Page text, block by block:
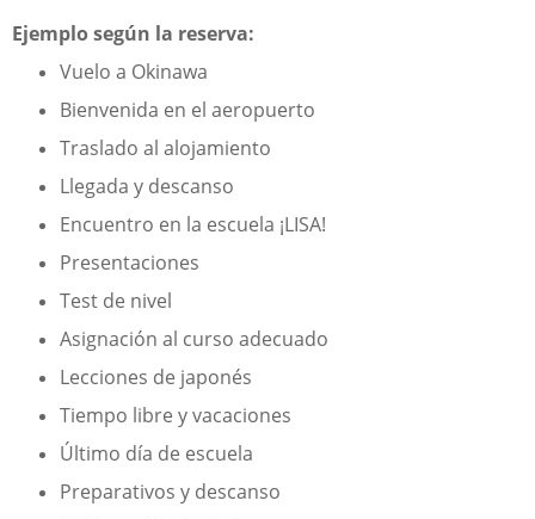
Ejemplo según la reserva:
Vuelo a Okinawa
Bienvenida en el aeropuerto
Traslado al alojamiento
Llegada y descanso
Encuentro en la escuela ¡LISA!
Presentaciones
Test de nivel
Asignación al curso adecuado
Lecciones de japonés
Tiempo libre y vacaciones
Último día de escuela
Preparativos y descanso